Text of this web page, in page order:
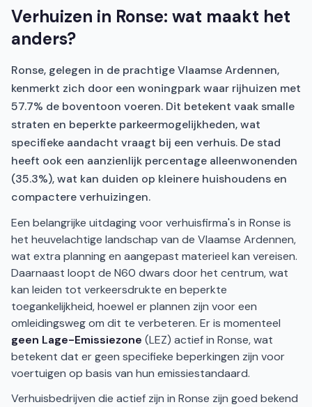
Verhuizen in Ronse: wat maakt het
anders?
Ronse, gelegen in de prachtige Vlaamse Ardennen,
kenmerkt zich door een woningpark waar rijhuizen met
57.7% de boventoon voeren. Dit betekent vaak smalle
straten en beperkte parkeermogelijkheden, wat
specifieke aandacht vraagt bij een verhuis. De stad
heeft ook een aanzienlijk percentage alleenwonenden
(35.3%), wat kan duiden op kleinere huishoudens en
compactere verhuizingen.
Een belangrijke uitdaging voor verhuisfirma's in Ronse is
het heuvelachtige landschap van de Vlaamse Ardennen,
wat extra planning en aangepast materieel kan vereisen.
Daarnaast loopt de N60 dwars door het centrum, wat
kan leiden tot verkeersdrukte en beperkte
toegankelijkheid, hoewel er plannen zijn voor een
omleidingsweg om dit te verbeteren. Er is momenteel
geen Lage-Emissiezone (LEZ) actief in Ronse, wat
betekent dat er geen specifieke beperkingen zijn voor
voertuigen op basis van hun emissiestandaard.
Verhuisbedrijven die actief zijn in Ronse zijn goed bekend